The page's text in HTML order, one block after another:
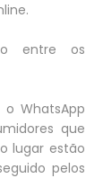
entre os
WhatsApp
que
lugar estão
pelos